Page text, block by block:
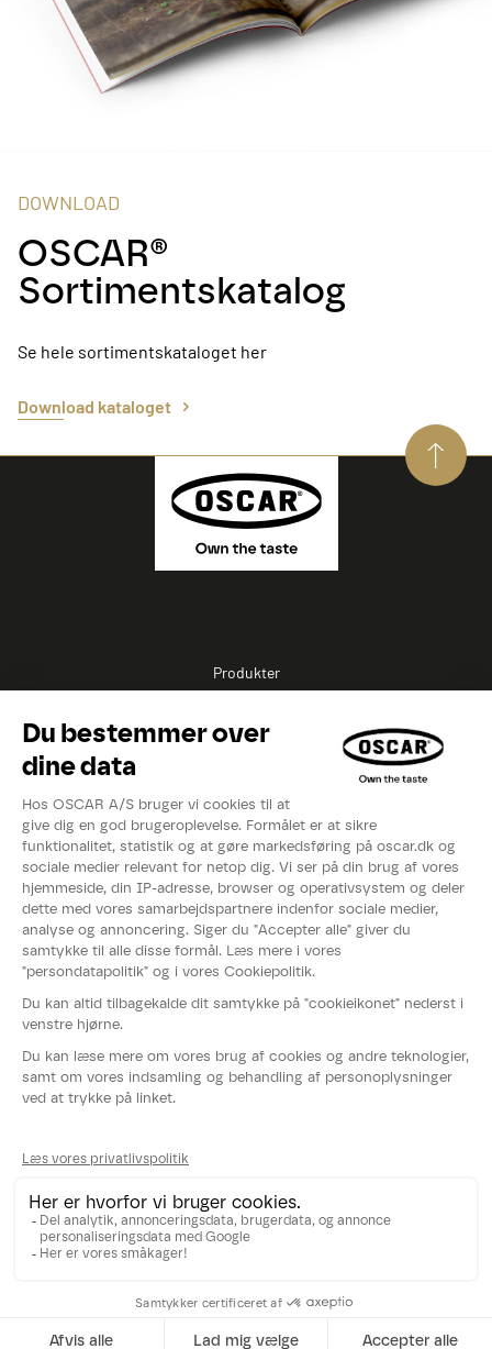
DOWNLOAD
OSCAR®
Sortimentskatalog
Se hele sortimentskataloget her
Download kataloget
Produkter
Inspirationer
Kataloger
Om OSCAR®
Nyheder
Events
Fødevarestyrelsens smiley-rapport
Whistleblowerordning
Persondatapolitik
Følg os